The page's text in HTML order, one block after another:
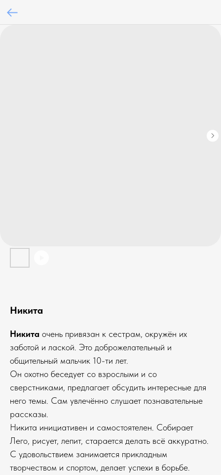
Никита
Никита очень привязан к сестрам, окружён их
заботой и лаской. Это доброжелательный и
общительный мальчик 10-ти лет.
Он охотно беседует со взрослыми и со
сверстниками, предлагает обсудить интересные для
него темы. Сам увлечённо слушает познавательные
рассказы.
Никита инициативен и самостоятелен. Собирает
Лего, рисует, лепит, старается делать всё аккуратно.
С удовольствием занимается прикладным
творчеством и спортом, делает успехи в борьбе.